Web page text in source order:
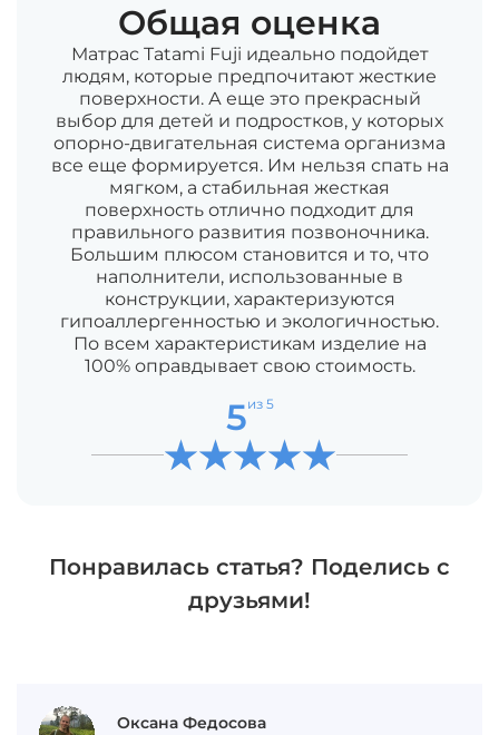
Общая оценка
Матрас Tatami Fuji идеально подойдет
людям, которые предпочитают жесткие
поверхности. А еще это прекрасный
выбор для детей и подростков, у которых
опорно-двигательная система организма
все еще формируется. Им нельзя спать на
мягком, а стабильная жесткая
поверхность отлично подходит для
правильного развития позвоночника.
Большим плюсом становится и то, что
наполнители, использованные в
конструкции, характеризуются
гипоаллергенностью и экологичностью.
По всем характеристикам изделие на
100% оправдывает свою стоимость.
5из 5
Понравилась статья? Поделись с
друзьями!
Оксана Федосова